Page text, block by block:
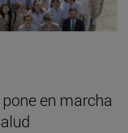
en marcha